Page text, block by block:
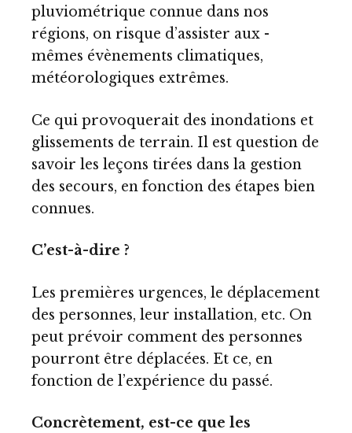
pluviométrique connue dans nos
régions, on risque d’assister aux -
mêmes évènements climatiques,
météorologiques extrêmes.
Ce qui provoquerait des inondations et
glissements de terrain. Il est question de
savoir les leçons tirées dans la gestion
des secours, en fonction des étapes bien
connues.
C’est-à-dire ?
Les premières urgences, le déplacement
des personnes, leur installation, etc. On
peut prévoir comment des personnes
pourront être déplacées. Et ce, en
fonction de l’expérience du passé.
Concrètement, est-ce que les